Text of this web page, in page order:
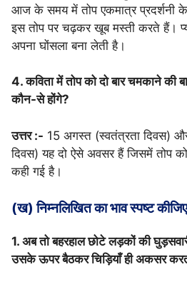
आज के समय में तोप एकमात्र प्रदर्शनी के
इस तोप पर चढ़कर खूब मस्ती करते हैं।
अपना घोंसला बना लेती है।
4. कविता में तोप को दो बार चमकाने की
कौन-से होंगे?
उत्तर :- 15 अगस्त (स्वतंत्रता दिवस)
दिवस) यह दो ऐसे अवसर हैं जिसमें तोप
कही गई है।
(ख) निम्नलिखित का भाव स्पष्ट
1. अब तो बहरहाल छोटे लड़कों की
उसके ऊपर बैठकर चिड़ियाँ ही अकसर